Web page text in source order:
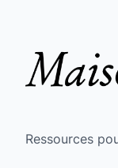
Ressources